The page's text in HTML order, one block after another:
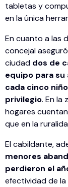
tabletas y
en la única
En cuanto a las
concejal
ciudad dos de
equipo para su
cada cinco
privilegio. En la
hogares
que en la
El cabildante,
menores
perdieron el
efectividad de la